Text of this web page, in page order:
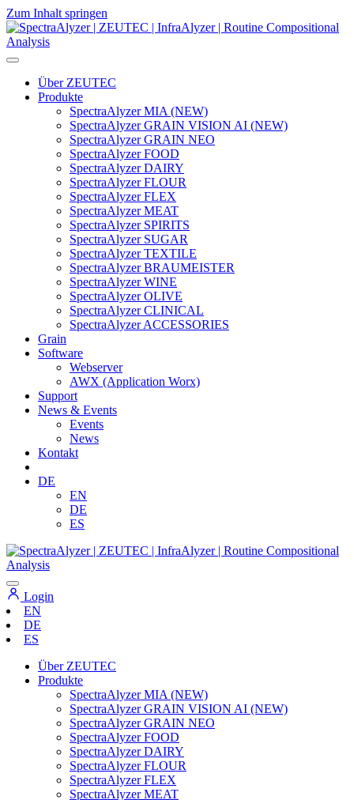
Zum Inhalt springen
Hauptnavigation
Über ZEUTEC
Produkte
SpectraAlyzer MIA (NEW)
SpectraAlyzer GRAIN VISION AI (NEW)
SpectraAlyzer GRAIN NEO
SpectraAlyzer FOOD
SpectraAlyzer DAIRY
SpectraAlyzer FLOUR
SpectraAlyzer FLEX
SpectraAlyzer MEAT
SpectraAlyzer SPIRITS
SpectraAlyzer SUGAR
SpectraAlyzer TEXTILE
SpectraAlyzer BRAUMEISTER
SpectraAlyzer WINE
SpectraAlyzer OLIVE
SpectraAlyzer CLINICAL
SpectraAlyzer ACCESSORIES
Grain
Software
Webserver
AWX (Application Worx)
Support
News & Events
Events
News
Kontakt
DE
EN
DE
ES
Login
EN
DE
ES
Über ZEUTEC
Produkte
SpectraAlyzer MIA (NEW)
SpectraAlyzer GRAIN VISION AI (NEW)
SpectraAlyzer GRAIN NEO
SpectraAlyzer FOOD
SpectraAlyzer DAIRY
SpectraAlyzer FLOUR
SpectraAlyzer FLEX
SpectraAlyzer MEAT